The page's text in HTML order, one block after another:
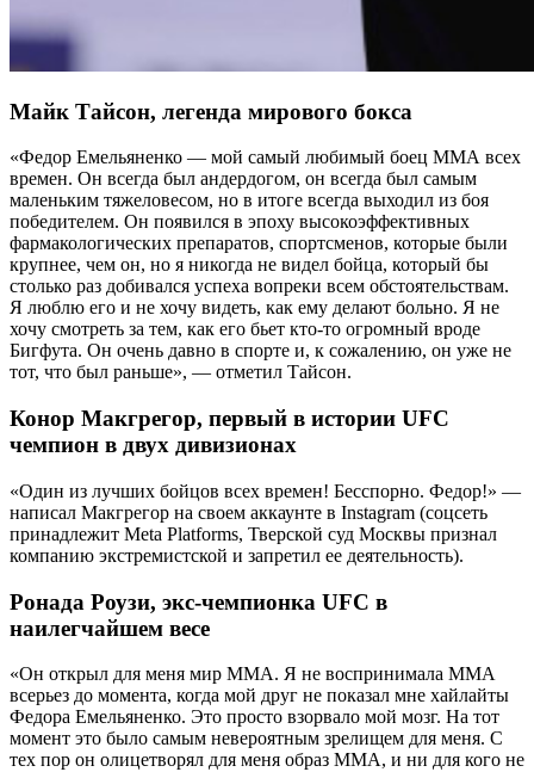
Майк Тайсон, легенда мирового бокса
«Федор Емельяненко — мой самый любимый боец ММА всех
времен. Он всегда был андердогом, он всегда был самым
маленьким тяжеловесом, но в итоге всегда выходил из боя
победителем. Он появился в эпоху высокоэффективных
фармакологических препаратов, спортсменов, которые были
крупнее, чем он, но я никогда не видел бойца, который бы
столько раз добивался успеха вопреки всем обстоятельствам.
Я люблю его и не хочу видеть, как ему делают больно. Я не
хочу смотреть за тем, как его бьет кто-то огромный вроде
Бигфута. Он очень давно в спорте и, к сожалению, он уже не
тот, что был раньше», — отметил Тайсон.
Конор Макгрегор, первый в истории UFC
чемпион в двух дивизионах
«Один из лучших бойцов всех времен! Бесспорно. Федор!» —
написал Макгрегор на своем аккаунте в Instagram (соцсеть
принадлежит Meta Platforms, Тверской суд Москвы признал
компанию экстремистской и запретил ее деятельность).
Ронада Роузи, экс-чемпионка UFC в
наилегчайшем весе
«Он открыл для меня мир ММА. Я не воспринимала ММА
всерьез до момента, когда мой друг не показал мне хайлайты
Федора Емельяненко. Это просто взорвало мой мозг. На тот
момент это было самым невероятным зрелищем для меня. С
тех пор он олицетворял для меня образ ММА, и ни для кого не